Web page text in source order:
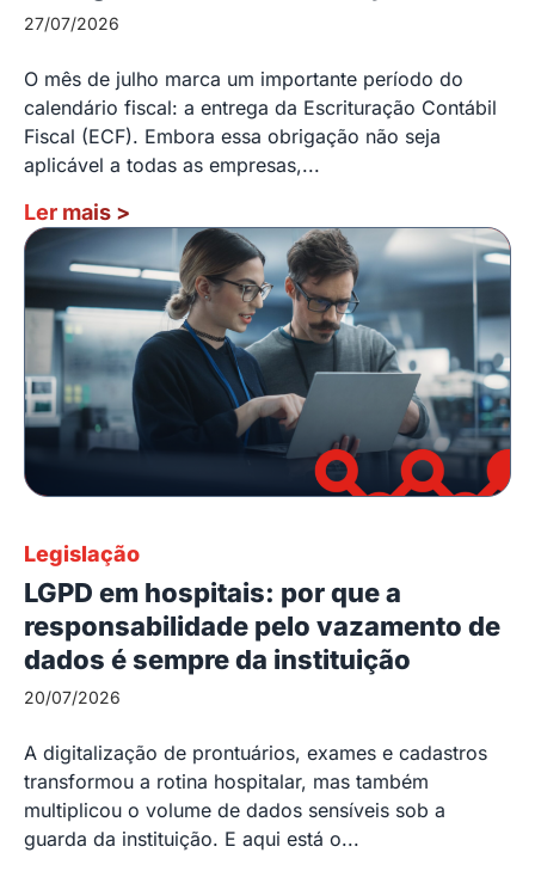
27/07/2026
O mês de julho marca um importante período do
calendário fiscal: a entrega da Escrituração Contábil
Fiscal (ECF). Embora essa obrigação não seja
aplicável a todas as empresas,...
Ler mais >
Legislação
LGPD em hospitais: por que a
responsabilidade pelo vazamento de
dados é sempre da instituição
20/07/2026
A digitalização de prontuários, exames e cadastros
transformou a rotina hospitalar, mas também
multiplicou o volume de dados sensíveis sob a
guarda da instituição. E aqui está o...